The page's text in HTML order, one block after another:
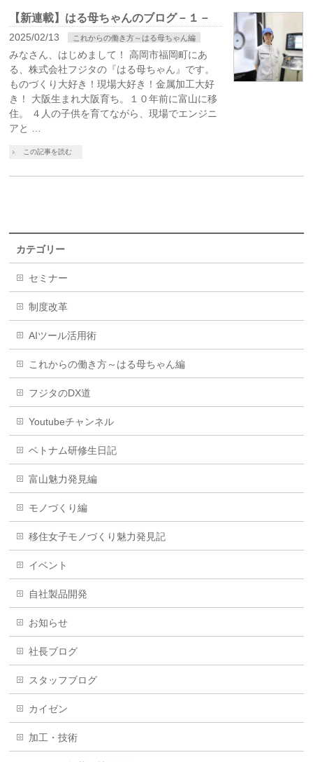
【新連載】はる母ちゃんのブログ－１－
2025/02/13 これからの働き方～はる母ちゃん編
みなさん、はじめまして！ 高岡市福岡町にあ
る、株式会社フジタの『はる母ちゃん』です。
ものづくり大好き！現場大好き！金属加工大好
き！ 大阪生まれ大阪育ち。１０年前に富山に移
住。 ４人の子供を育てながら、現場でエンジニ
アと …
この記事を読む
カテゴリー
セミナー
制度改革
AIツール活用術
これからの働き方～はる母ちゃん編
フジタのDX道
Youtubeチャンネル
ベトナム研修生日記
富山魅力発見編
モノづくり編
移住女子モノづくり魅力発見記
イベント
自社製品開発
お知らせ
社長ブログ
スタッフブログ
カイゼン
加工・技術